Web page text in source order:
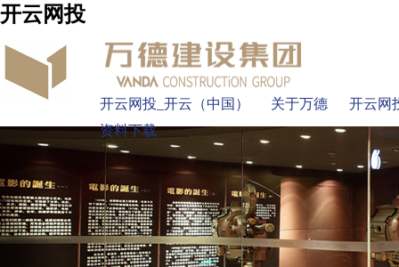
开云网投
开云网投_开云（中国） 关于万德
开云网
资料下载